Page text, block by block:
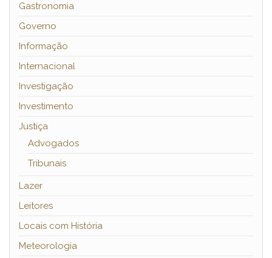
Gastronomia
Governo
Informação
Internacional
Investigação
Investimento
Justiça
Advogados
Tribunais
Lazer
Leitores
Locais com História
Meteorologia